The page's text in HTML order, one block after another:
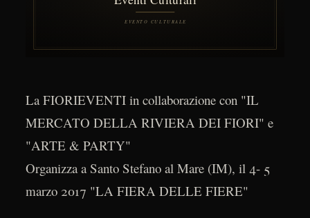
La FIORIEVENTI in collaborazione con "IL
MERCATO DELLA RIVIERA DEI FIORI" e
"ARTE & PARTY"
Organizza a Santo Stefano al Mare (IM), il 4- 5
marzo 2017 "LA FIERA DELLE FIERE"